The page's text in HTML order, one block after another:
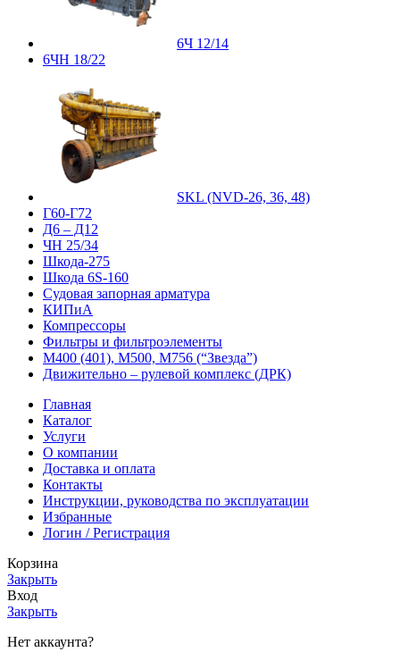
6Ч 12/14
6ЧН 18/22
SKL (NVD-26, 36, 48)
Г60-Г72
Д6 – Д12
ЧН 25/34
Шкода-275
Шкода 6S-160
Судовая запорная арматура
КИПиА
Компрессоры
Фильтры и фильтроэлементы
М400 (401), М500, М756 (“Звезда”)
Движительно – рулевой комплекс (ДРК)
Главная
Каталог
Услуги
О компании
Доставка и оплата
Контакты
Инструкции, руководства по эксплуатации
Избранные
Логин / Регистрация
Корзина
Закрыть
Вход
Закрыть
Нет аккаунта?